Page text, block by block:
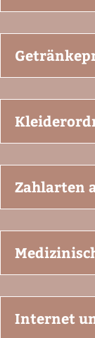
Zahlarten
Internet